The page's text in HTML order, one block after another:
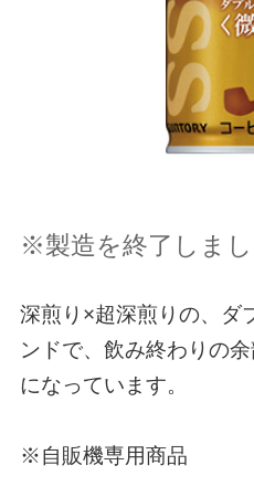
※製造を終了しまし
深煎り×超深煎りの、ダ
ンドで、飲み終わりの
になっています。
※自販機専用商品